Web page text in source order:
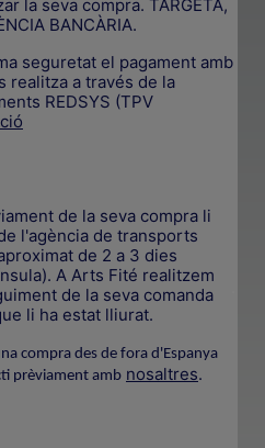
la seva compra. TARGETA,
BANCÀRIA.
seguretat el pagament amb
realitza a través de la
REDSYS (TPV
de la seva compra li
l'agència de transports
de 2 a 3 dies
A Arts Fité realitzem
de la seva comanda
li ha estat lliurat.
compra des de fora d'Espanya
prèviament amb nosaltres.